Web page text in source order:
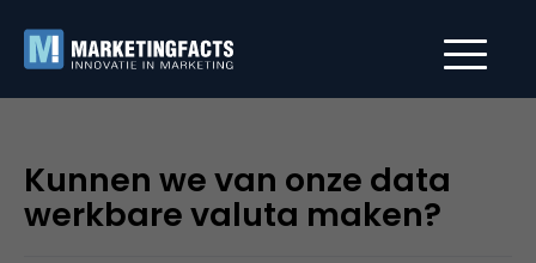
Kunnen we van onze data
werkbare valuta maken?